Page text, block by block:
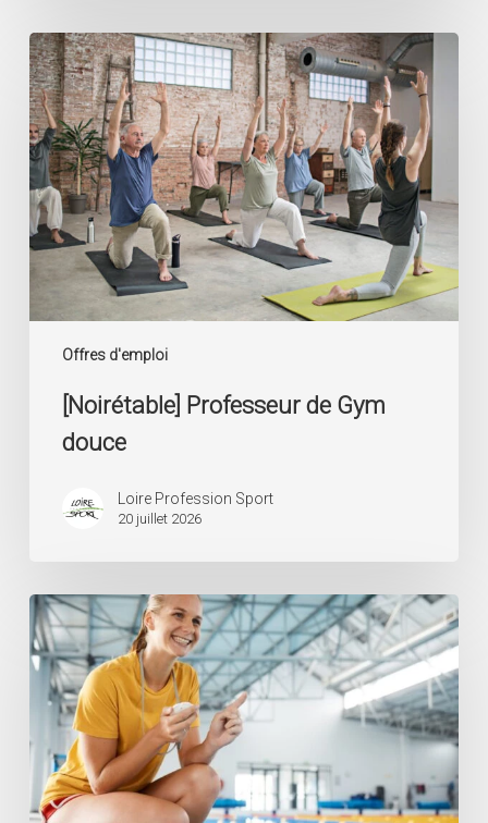
Offres d'emploi
[Noirétable]
Professeur
de
Gym
douce
[Noirétable] Professeur de Gym
douce
Loire Profession Sport
20 juillet 2026
[Saint-
Chamond]
Enseignant
Natation